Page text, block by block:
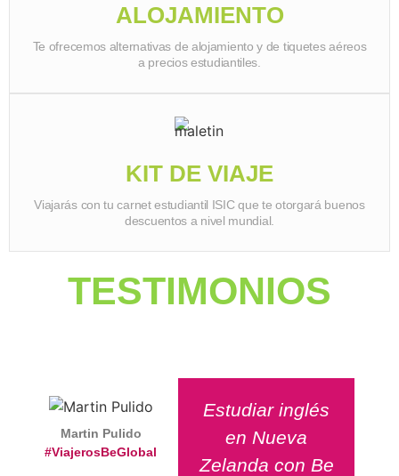
ALOJAMIENTO
Te ofrecemos alternativas de alojamiento y de tiquetes aéreos
a precios estudiantiles.
KIT DE VIAJE
Viajarás con tu carnet estudiantil ISIC que te otorgará buenos
descuentos a nivel mundial.
TESTIMONIOS
Estudiar inglés
en Nueva
Zelanda con Be
Martin Pulido
#ViajerosBeGlobal